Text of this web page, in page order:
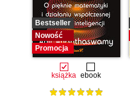
Bestseller
Nowość
Promocja
książka ebook